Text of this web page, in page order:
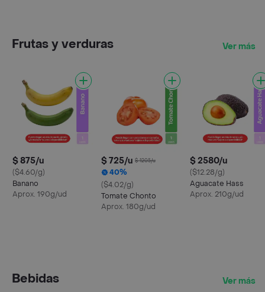
Frutas y verduras Ver más
$ 875/u
($4.60/g)
Banano
Aprox. 190g/ud
$ 725/u $ 1205/u
40%
($4.02/g)
Tomate Chonto
Aprox. 180g/ud
$ 2580/u
($12.28/g)
Aguacate Hass
Aprox. 210g/ud
Bebidas Ver más